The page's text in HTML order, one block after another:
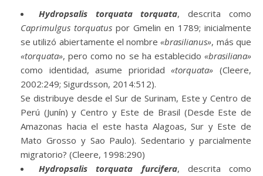
Hydropsalis torquata torquata, descrita como
Caprimulgus torquatus por Gmelin en 1789; inicialmente
se utilizó abiertamente el nombre«brasilianus», más que
«torquata», pero como no se ha establecido «brasiliana»
como identidad, asume prioridad«torquata» (Cleere,
2002:249; Sigurdsson, 2014:512).
Se distribuye desde el Sur de Surinam, Este y Centro de
Perú (Junín) y Centro y Este de Brasil (Desde Este de
Amazonas hacia el este hasta Alagoas, Sur y Este de
Mato Grosso y Sao Paulo). Sedentario y parcialmente
migratorio? (Cleere, 1998:290)
Hydropsalis torquata furcifera, descrita como